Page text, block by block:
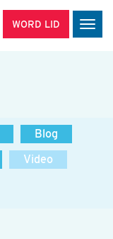
WORD LID
Blog
Video